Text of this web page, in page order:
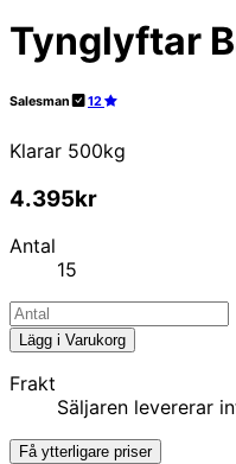
Tynglyftar
Salesman 12
Klarar 500kg
4.395kr
Antal
15
Lägg i Varukorg
Frakt
Säljaren levererar
Få ytterligare priser